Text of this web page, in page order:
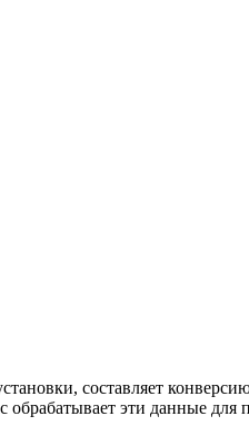
составляет
эти данные для